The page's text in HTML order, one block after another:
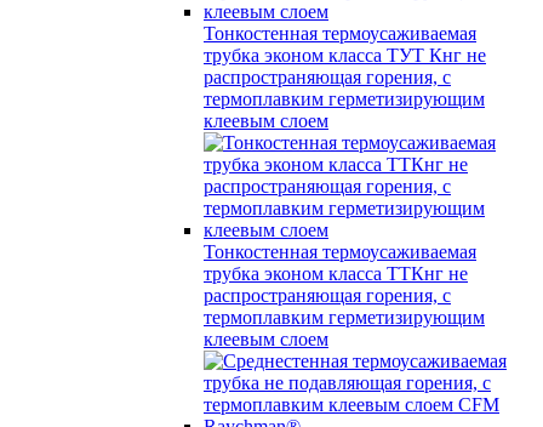
Тонкостенная термоусаживаемая
трубка эконом класса ТУТ Кнг не
распространяющая горения, с
термоплавким герметизирующим
клеевым слоем
Тонкостенная термоусаживаемая
трубка эконом класса ТТКнг не
распространяющая горения, с
термоплавким герметизирующим
клеевым слоем